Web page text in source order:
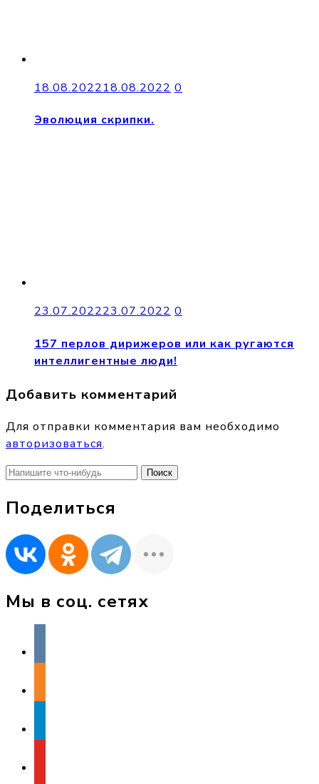
18.08.202218.08.2022 0
Эволюция скрипки.
23.07.202223.07.2022 0
157 перлов дирижеров или как ругаются
интеллигентные люди!
Добавить комментарий
Для отправки комментария вам необходимо
авторизоваться.
Найти:
Поделиться
Мы в соц. сетях